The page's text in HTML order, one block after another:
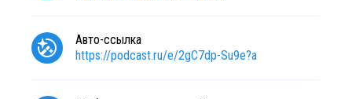
Авто-ссылка
https://podcast.ru/e/2gC7dp-Su9e?a